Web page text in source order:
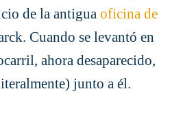
de la antigua oficina de
Cuando se levantó en
ahora desaparecido,
junto a él.